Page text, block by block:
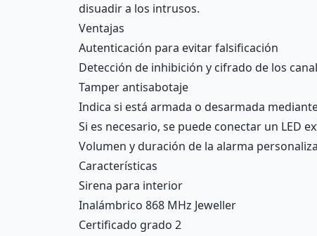
disuadir a los intrusos.
Ventajas
Autenticación para evitar falsificación
Detección de inhibición y cifrado de los
Tamper antisabotaje
Indica si está armada o desarmada
Si es necesario, se puede conectar un LED
Volumen y duración de la alarma
Características
Sirena para interior
Inalámbrico 868 MHz Jeweller
Certificado grado 2